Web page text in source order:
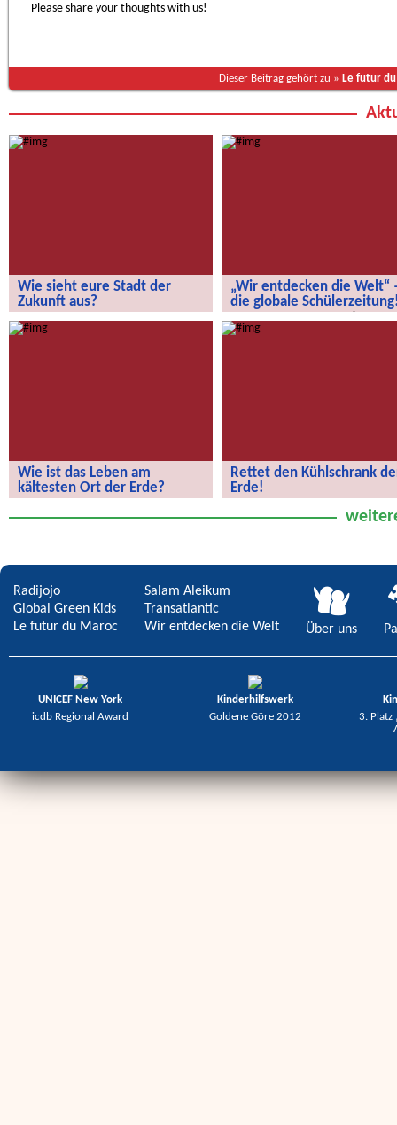
Please share your thoughts with us!
Dieser Beitrag gehört zu » Le futur
Wie sieht eure Stadt der
Zukunft aus?
„Wir entdecken die Welt“
die globale
globale Schülerzeitung!
Wie ist das Leben am
kältesten Ort der Erde?
der Erde?
Rettet den Kühlschrank
Erde!
Radijojo
Global Green Kids
Le futur du Maroc
Salam Aleikum
Transatlantic
Wir entdecken die Welt
Über uns
UNICEF New York
icdb Regional Award
Kinderhilfswerk
Goldene Göre 2012
3. Platz